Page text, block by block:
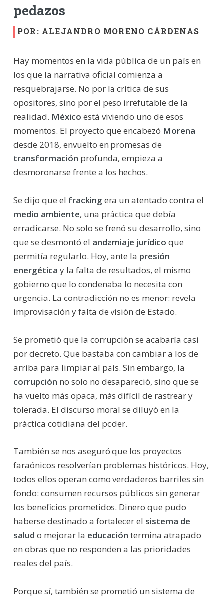
pedazos
POR: ALEJANDRO MORENO CÁRDENAS
Hay momentos en la vida pública de un país en
los que la narrativa oficial comienza a
resquebrajarse. No por la crítica de sus
opositores, sino por el peso irrefutable de la
realidad. México está viviendo uno de esos
momentos. El proyecto que encabezó Morena
desde 2018, envuelto en promesas de
transformación profunda, empieza a
desmoronarse frente a los hechos.
Se dijo que el fracking era un atentado contra el
medio ambiente, una práctica que debía
erradicarse. No solo se frenó su desarrollo, sino
que se desmontó el andamiaje jurídico que
permitía regularlo. Hoy, ante la presión
energética y la falta de resultados, el mismo
gobierno que lo condenaba lo necesita con
urgencia. La contradicción no es menor: revela
improvisación y falta de visión de Estado.
Se prometió que la corrupción se acabaría casi
por decreto. Que bastaba con cambiar a los de
arriba para limpiar al país. Sin embargo, la
corrupción no solo no desapareció, sino que se
ha vuelto más opaca, más difícil de rastrear y
tolerada. El discurso moral se diluyó en la
práctica cotidiana del poder.
También se nos aseguró que los proyectos
faraónicos resolverían problemas históricos. Hoy,
todos ellos operan como verdaderos barriles sin
fondo: consumen recursos públicos sin generar
los beneficios prometidos. Dinero que pudo
haberse destinado a fortalecer el sistema de
salud o mejorar la educación termina atrapado
en obras que no responden a las prioridades
reales del país.
Porque sí, también se prometió un sistema de